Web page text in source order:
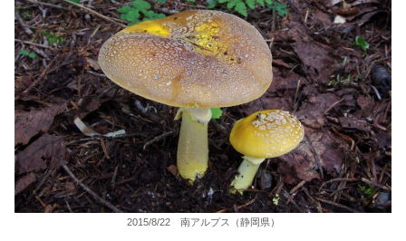
2015/8/22 南アルプス（静岡県）